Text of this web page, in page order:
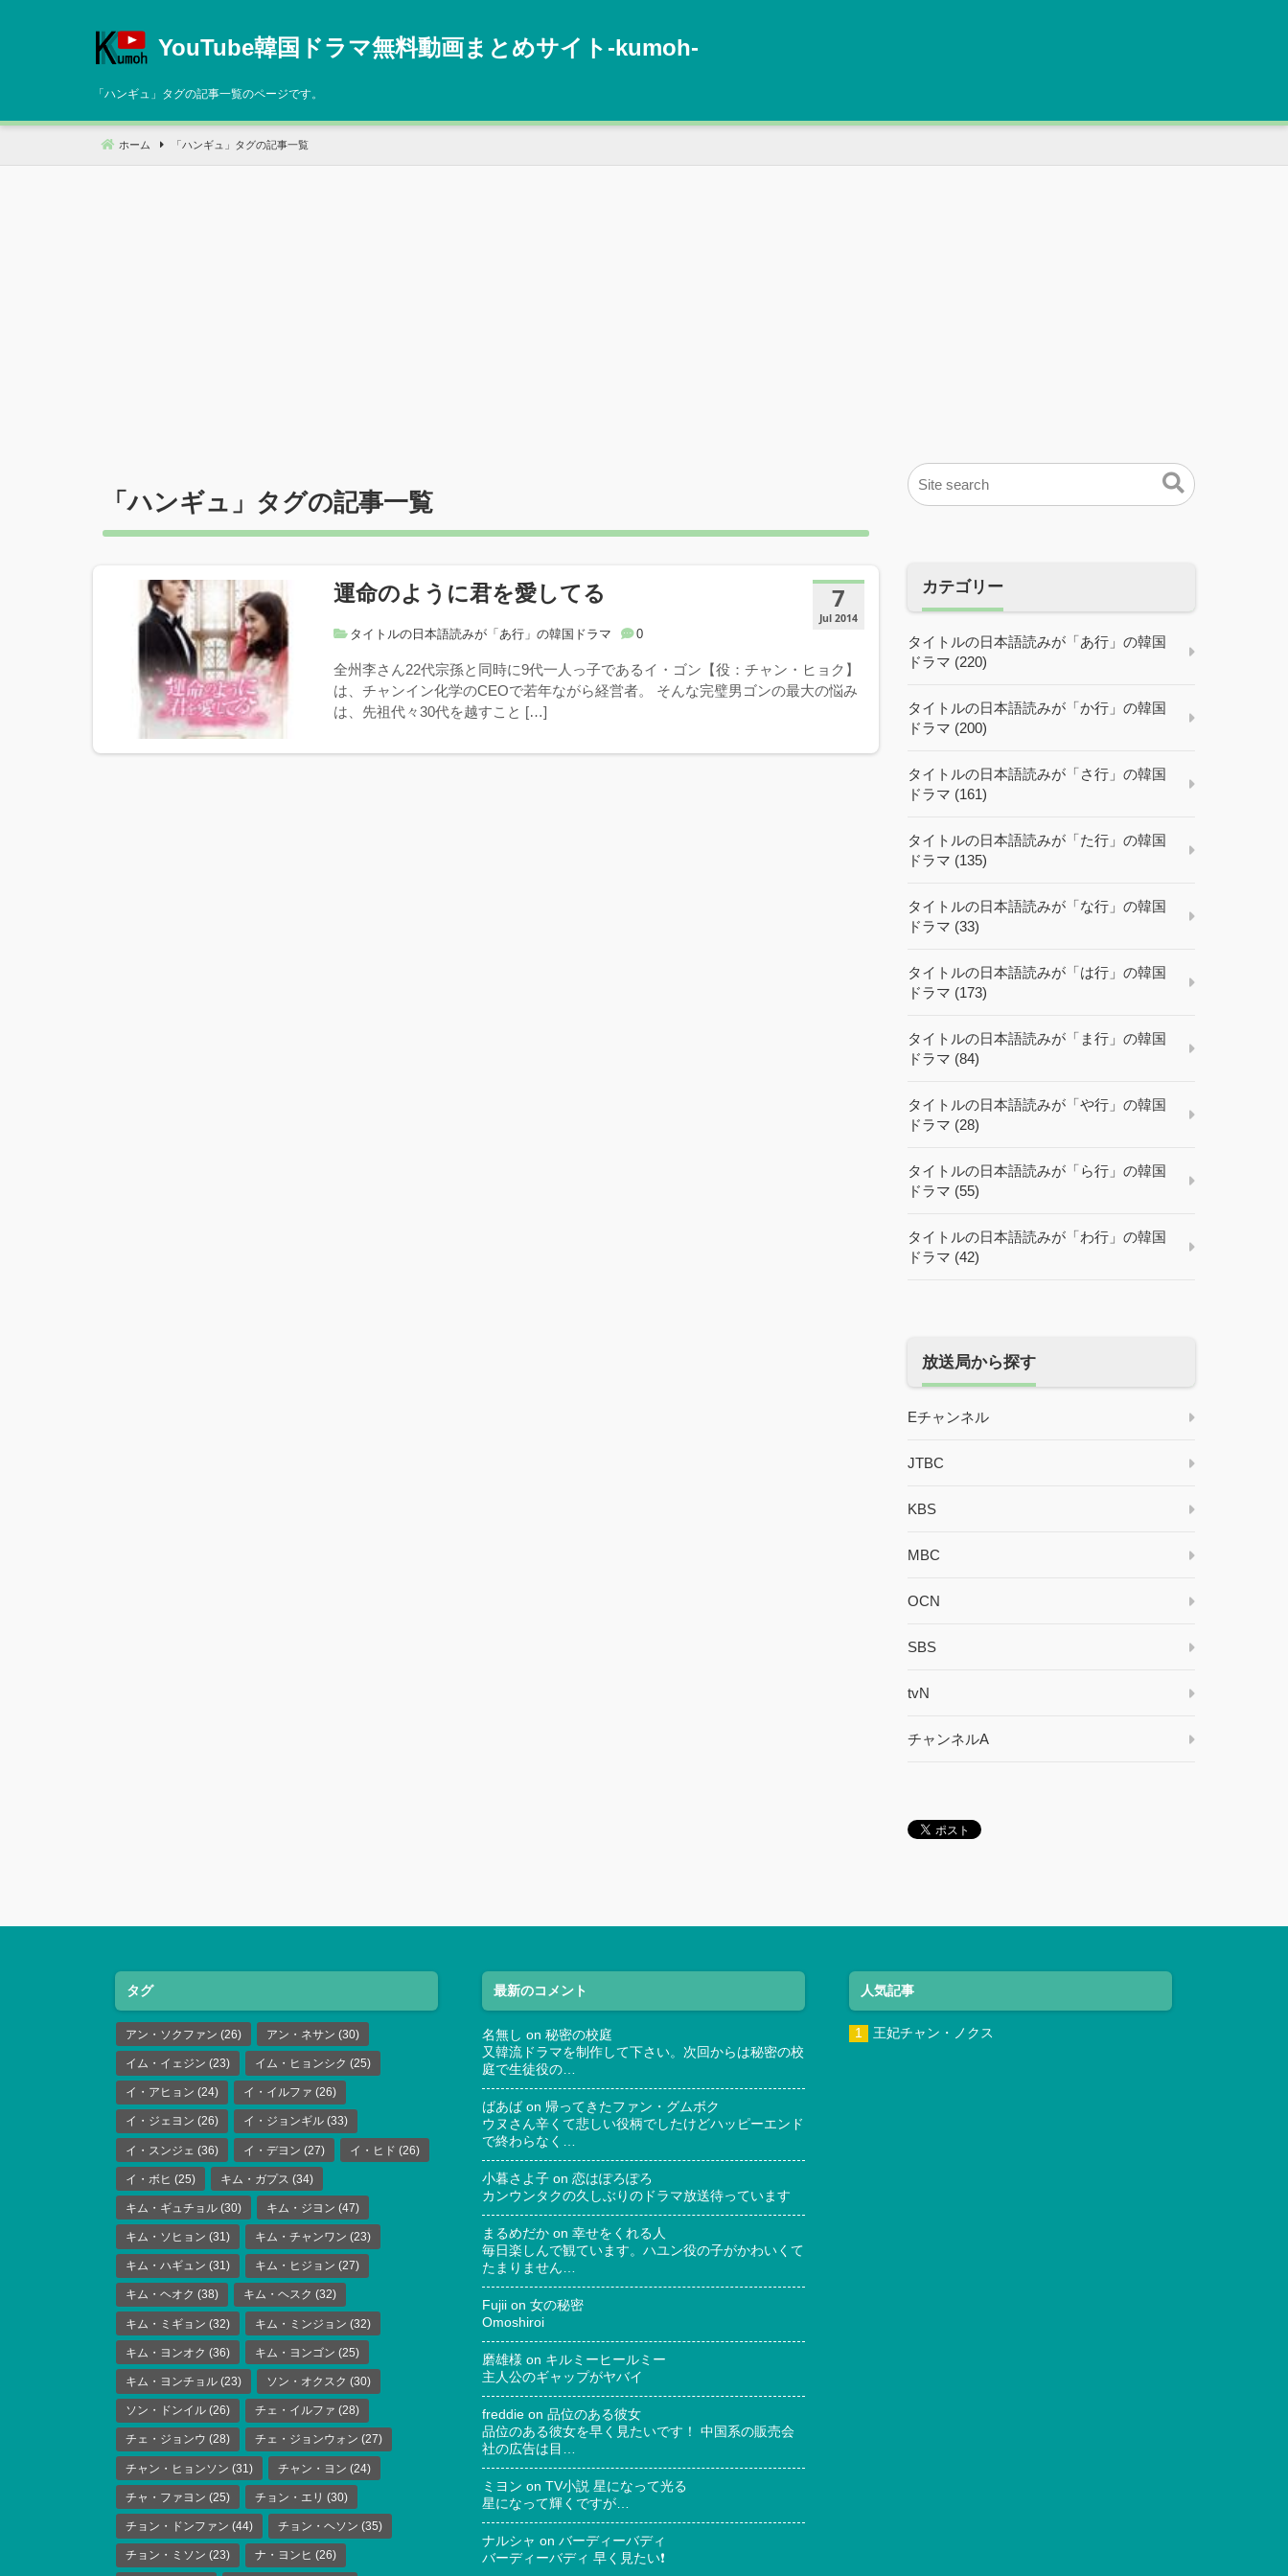
へ
動
YouTube韓国ドラマ無料動画まとめサイト‐kumoh‐
「 ハンギュ 」タグの記事一覧のページです。
ホーム 「 ハンギュ 」タグの記事一覧
「ハンギュ 」タグの記事一覧
7
Jul 2014
運命のように君を愛してる
タイトルの日本語読みが「あ行」の韓国ドラマ 0
全州李さん22代宗孫と同時に9代一人っ子であるイ・ゴン【役：チャン・ヒョク】
は、チャンイン化学のCEOで若年ながら経営者。 そんな完璧男ゴンの最大の悩み
は、先祖代々30代を越すこと […]
カテゴリー
タイトルの日本語読みが「あ行」の韓国
ドラマ (220)
タイトルの日本語読みが「か行」の韓国
ドラマ (200)
タイトルの日本語読みが「さ行」の韓国
ドラマ (161)
タイトルの日本語読みが「た行」の韓国
ドラマ (135)
タイトルの日本語読みが「な行」の韓国
ドラマ (33)
タイトルの日本語読みが「は行」の韓国
ドラマ (173)
タイトルの日本語読みが「ま行」の韓国
ドラマ (84)
タイトルの日本語読みが「や行」の韓国
ドラマ (28)
タイトルの日本語読みが「ら行」の韓国
ドラマ (55)
タイトルの日本語読みが「わ行」の韓国
ドラマ (42)
放送局から探す
Eチャンネル
JTBC
KBS
MBC
OCN
SBS
tvN
チャンネルA
タグ
アン・ソクファン (26) アン・ネサン (30)
イム・イェジン (23) イム・ヒョンシク (25)
イ・アヒョン (24) イ・イルファ (26)
イ・ジェヨン (26) イ・ジョンギル (33)
イ・スンジェ (36) イ・デヨン (27) イ・ヒド (26)
イ・ボヒ (25) キム・ガプス (34)
キム・ギュチョル (30) キム・ジヨン (47)
キム・ソヒョン (31) キム・チャンワン (23)
キム・ハギュン (31) キム・ヒジョン (27)
キム・ヘオク (38) キム・ヘスク (32)
キム・ミギョン (32) キム・ミンジョン (32)
キム・ヨンオク (36) キム・ヨンゴン (25)
キム・ヨンチョル (23) ソン・オクスク (30)
ソン・ドンイル (26) チェ・イルファ (28)
チェ・ジョンウ (28) チェ・ジョンウォン (27)
チャン・ヒョンソン (31) チャン・ヨン (24)
チャ・ファヨン (25) チョン・エリ (30)
チョン・ドンファン (44) チョン・ヘソン (35)
チョン・ミソン (23) ナ・ヨンヒ (26)
最新のコメント
名無し on 秘密の校庭
又韓流ドラマを制作して下さい。次回からは秘密の校
庭で生徒役の…
ばあば on 帰ってきたファン・グムボク
ウヌさん辛くて悲しい役柄でしたけどハッピーエンド
で終わらなく…
小暮さよ子 on 恋はぽろぽろ
カンウンタクの久しぶりのドラマ放送待っています
まるめだか on 幸せをくれる人
毎日楽しんで観ています。ハユン役の子がかわいくて
たまりません…
Fujii on 女の秘密
Omoshiroi
磨雄様 on キルミーヒールミー
主人公のギャップがヤバイ
freddie on 品位のある彼女
品位のある彼女を早く見たいです！ 中国系の販売会
社の広告は目…
ミヨン on TV小説 星になって光る
星になって輝くですが…
ナルシャ on バーディーバディ
バーディーバディ 早く見たい❗
人気記事
王妃チャン・ノクス